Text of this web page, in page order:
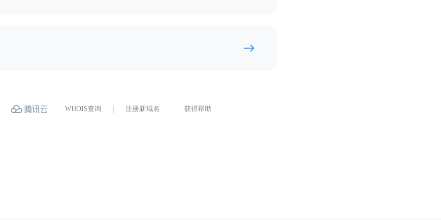
WHOIS查询 注册新域名 获得帮助